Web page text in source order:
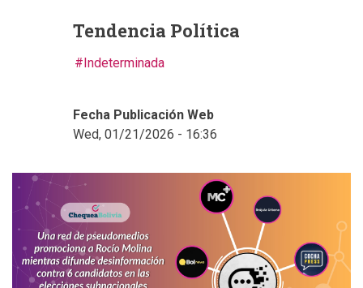
Tendencia Política
Indeterminada
Fecha Publicación Web
Wed, 01/21/2026 - 16:36